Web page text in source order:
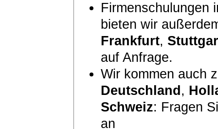
Firmenschulungen
bieten wir
Frankfurt,
auf Anfrage.
Wir kommen auch
Deutschland ,
Schweiz: Fragen
an